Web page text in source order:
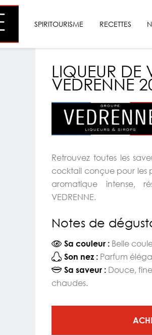
LIQUEURS
SIROPS
SPIRITOURISME RECETTES
LIQUEUR DE
VEDRENNE
Retrouvez toutes les
cocktail conçue pour les
aromatique intense,
VEDRENNE.
Notes de
Sa couleur : Belle
Son nez : Parfum
Sa saveur : Douce,
chaudes.